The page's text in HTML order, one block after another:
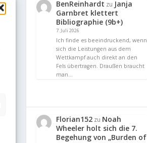
BenReinhardt zu Janja
Garnbret klettert
Bibliographie (9b+)
7. Juli 2026
Ich finde es beeindruckend, wenn
sich die Leistungen aus dem
Wettkampf auch direkt an den
Fels übertragen. Draußen braucht
man…
Florian152 zu Noah
Wheeler holt sich die 7.
Begehung von „Burden of